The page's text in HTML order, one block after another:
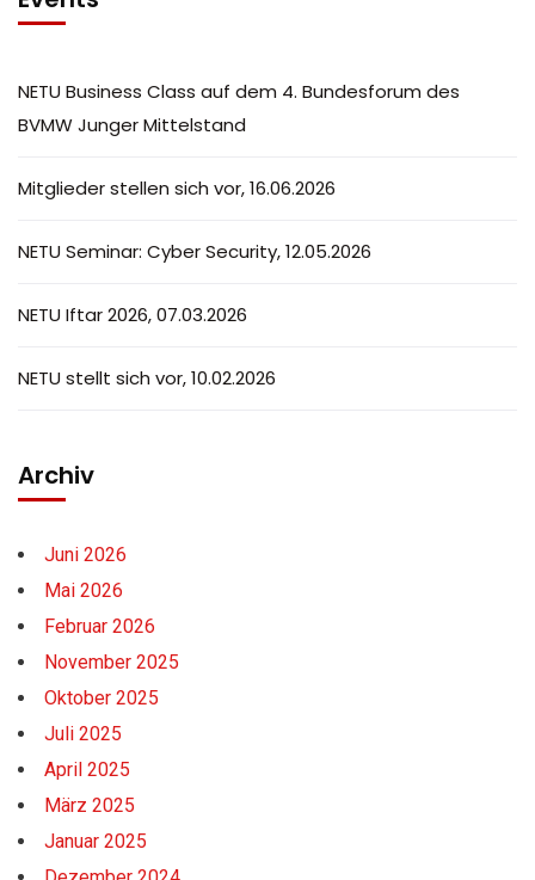
NETU Business Class auf dem 4. Bundesforum des
BVMW Junger Mittelstand
Mitglieder stellen sich vor, 16.06.2026
NETU Seminar: Cyber Security, 12.05.2026
NETU Iftar 2026, 07.03.2026
NETU stellt sich vor, 10.02.2026
Archiv
Juni 2026
Mai 2026
Februar 2026
November 2025
Oktober 2025
Juli 2025
April 2025
März 2025
Januar 2025